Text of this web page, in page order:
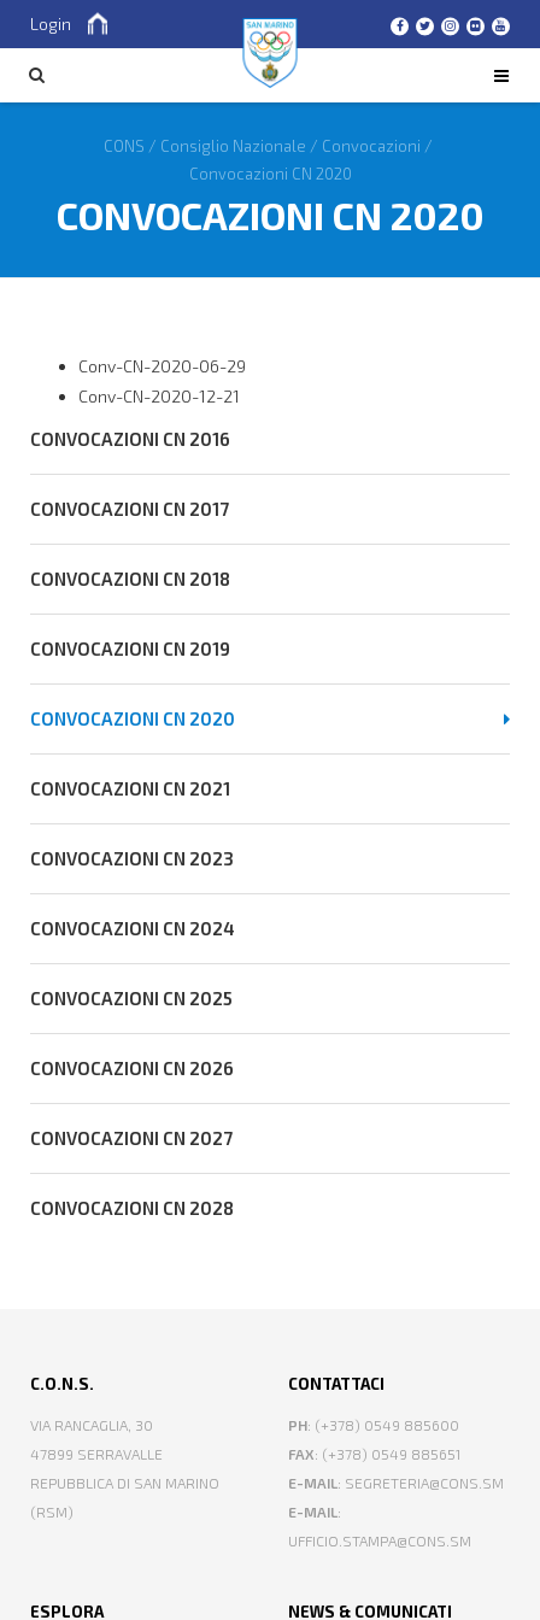
Login
CONS / Consiglio Nazionale / Convocazioni /
Convocazioni CN 2020
CONVOCAZIONI CN 2020
Conv-CN-2020-06-29
Conv-CN-2020-12-21
CONVOCAZIONI CN 2016
CONVOCAZIONI CN 2017
CONVOCAZIONI CN 2018
CONVOCAZIONI CN 2019
CONVOCAZIONI CN 2020
CONVOCAZIONI CN 2021
CONVOCAZIONI CN 2023
CONVOCAZIONI CN 2024
CONVOCAZIONI CN 2025
CONVOCAZIONI CN 2026
CONVOCAZIONI CN 2027
CONVOCAZIONI CN 2028
C.O.N.S.
VIA RANCAGLIA, 30
47899 SERRAVALLE
REPUBBLICA DI SAN MARINO
(RSM)
CONTATTACI
PH: (+378) 0549 885600
FAX: (+378) 0549 885651
E-MAIL: SEGRETERIA@CONS.SM
E-MAIL:
UFFICIO.STAMPA@CONS.SM
ESPLORA NEWS & COMUNICATI